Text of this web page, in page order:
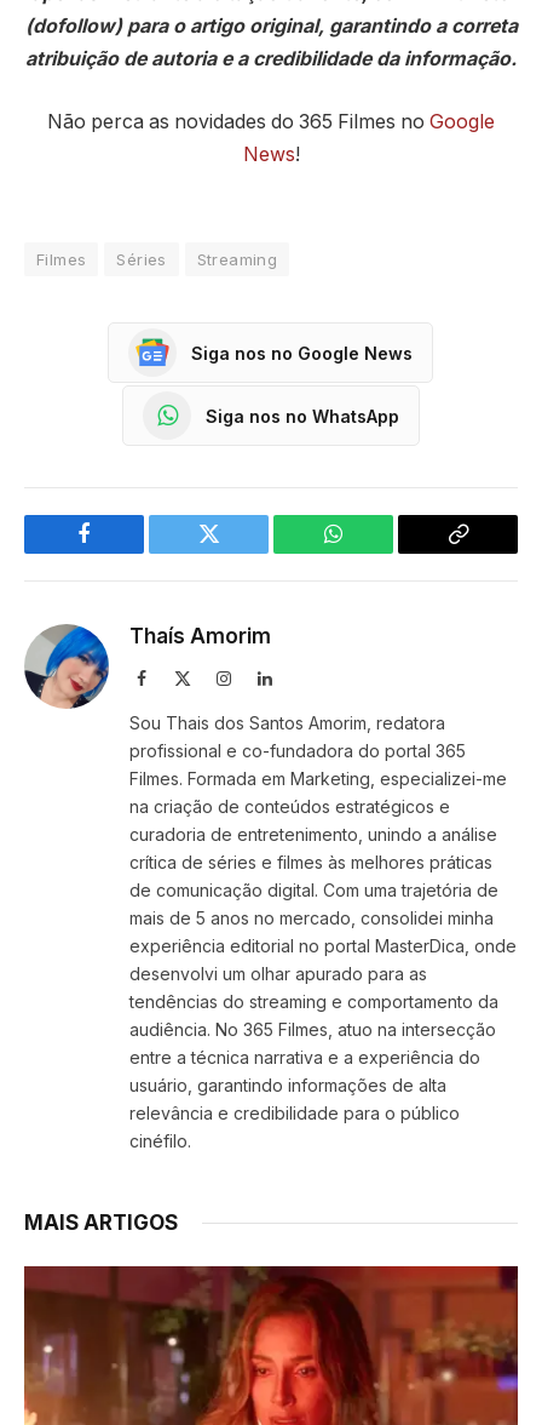
(dofollow) para o artigo original, garantindo a correta
atribuição de autoria e a credibilidade da informação.
Não perca as novidades do 365 Filmes no Google
News!
Filmes Séries Streaming
Siga nos no Google News
Siga nos no WhatsApp
Facebook Twitter WhatsApp
Copy
Thaís Amorim
Facebook InstagramLinkedIn
Sou Thais dos Santos Amorim, redatora
profissional e co-fundadora do portal 365
Filmes. Formada em Marketing, especializei-me
na criação de conteúdos estratégicos e
curadoria de entretenimento, unindo a análise
crítica de séries e filmes às melhores práticas
de comunicação digital. Com uma trajetória de
mais de 5 anos no mercado, consolidei minha
experiência editorial no portal MasterDica, onde
desenvolvi um olhar apurado para as
tendências do streaming e comportamento da
audiência. No 365 Filmes, atuo na intersecção
entre a técnica narrativa e a experiência do
usuário, garantindo informações de alta
relevância e credibilidade para o público
cinéfilo.
MAIS ARTIGOS